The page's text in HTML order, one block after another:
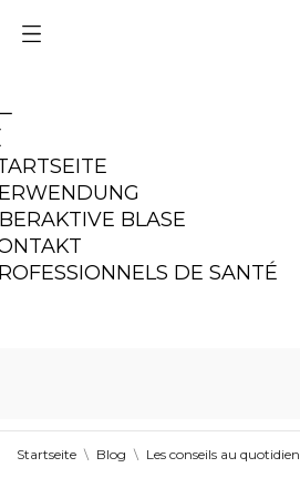
BLASE
DE SANTÉ
Startseite Blog Les conseils au quotidien